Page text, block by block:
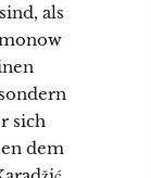
als
sich
dem